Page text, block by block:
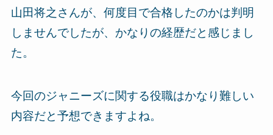
山田将之さんが、何度目で合格したのかは判明
しませんでしたが、かなりの経歴だと感じまし
た。
今回のジャニーズに関する役職はかなり難しい
内容だと予想できますよね。